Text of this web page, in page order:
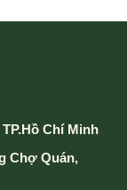
Chí Minh
Chợ Quán,